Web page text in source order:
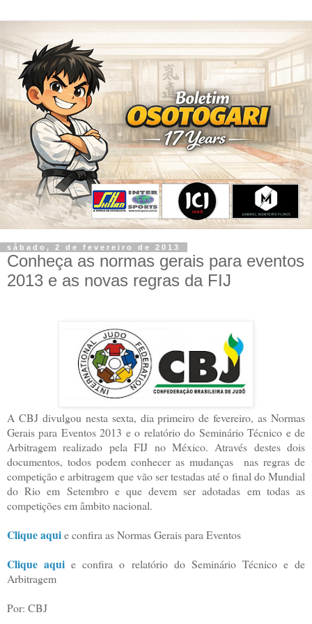
sábado, 2 de fevereiro de 2013
Conheça as normas gerais para eventos
2013 e as novas regras da FIJ
A CBJ divulgou nesta sexta, dia primeiro de fevereiro, as Normas
Gerais para Eventos 2013 e o relatório do Seminário Técnico e de
Arbitragem realizado pela FIJ no México. Através destes dois
documentos, todos podem conhecer as mudanças nas regras de
competição e arbitragem que vão ser testadas até o final do Mundial
do Rio em Setembro e que devem ser adotadas em todas as
competições em âmbito nacional.
Clique aquie confira as Normas Gerais para Eventos
Clique aquie confira o relatório do Seminário Técnico e de
Arbitragem
Por: CBJ